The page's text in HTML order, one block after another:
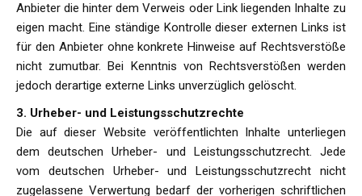
Anbieter die hinter dem Verweis oder Link liegenden Inhalte zu
eigen macht. Eine ständige Kontrolle dieser externen Links ist
für den Anbieter ohne konkrete Hinweise auf Rechtsverstöße
nicht zumutbar. Bei Kenntnis von Rechtsverstößen werden
jedoch derartige externe Links unverzüglich gelöscht.
3. Urheber- und Leistungsschutzrechte
Die auf dieser Website veröffentlichten Inhalte unterliegen
dem deutschen Urheber- und Leistungsschutzrecht. Jede
vom deutschen Urheber- und Leistungsschutzrecht nicht
zugelassene Verwertung bedarf der vorherigen schriftlichen